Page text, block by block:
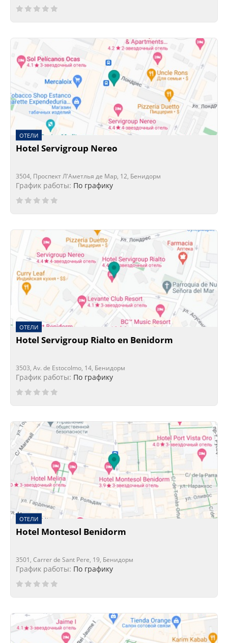
ОТЕЛИ
Hotel Servigroup Nereo
3504, Проспект Л'Аметлья де Мар, 12, Бенидорм
График работы: По графику
ОТЕЛИ
Hotel Servigroup Rialto en Benidorm
3503, Av. de Estocolmo, 14, Бенидорм
График работы: По графику
ОТЕЛИ
Hotel Montesol Benidorm
3501, Carrer de Sant Pere, 19, Бенидорм
График работы: По графику